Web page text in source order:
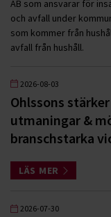
AB som ansvarar för
och avfall under
som kommer från
avfall från hushåll.
2026-08-03
Ohlssons
utmaningar &
branschstarka
LÄS MER
2026-07-30